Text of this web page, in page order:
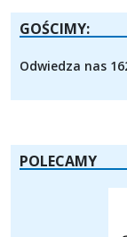
GOŚCIMY:
Odwiedza nas
POLECAMY